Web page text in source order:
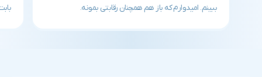
ببینم. امیدوارم که باز هم همچنان رقابتی بمونه.